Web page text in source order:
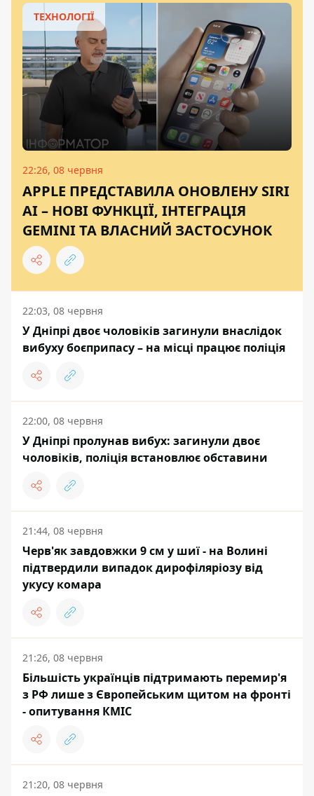
ТЕХНОЛОГІЇ
22:26, 08 червня
APPLE ПРЕДСТАВИЛА ОНОВЛЕНУ SIRI
AI – НОВІ ФУНКЦІЇ, ІНТЕГРАЦІЯ
GEMINI ТА ВЛАСНИЙ ЗАСТОСУНОК
22:03, 08 червня
У Дніпрі двоє чоловіків загинули внаслідок
вибуху боєприпасу – на місці працює поліція
22:00, 08 червня
У Дніпрі пролунав вибух: загинули двоє
чоловіків, поліція встановлює обставини
21:44, 08 червня
Черв'як завдовжки 9 см у шиї - на Волині
підтвердили випадок дирофіляріозу від
укусу комара
21:26, 08 червня
Більшість українців підтримають перемир'я
з РФ лише з Європейським щитом на фронті
- опитування КМІС
21:20, 08 червня